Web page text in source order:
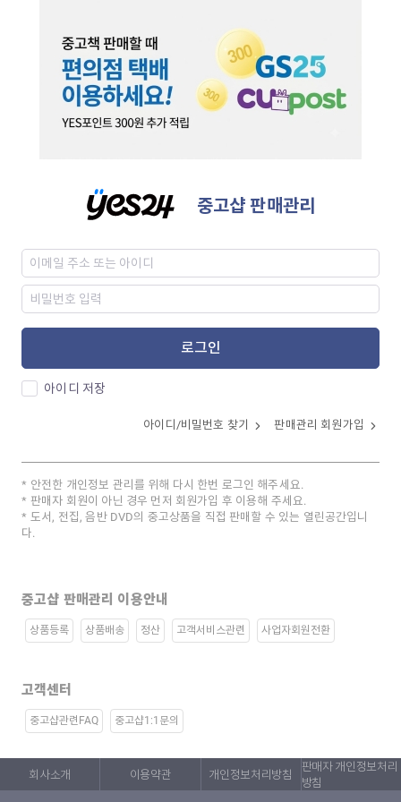
중고샵 판매관리
로그인
아이디 저장
아이디/비밀번호 찾기 판매관리 회원가입
안전한 개인정보 관리를 위해 다시 한번 로그인 해주세요.
판매자 회원이 아닌 경우 먼저 회원가입 후 이용해 주세요.
도서, 전집, 음반 DVD의 중고상품을 직접 판매할 수 있는 열린공간입니
다.
중고샵 판매관리 이용안내
상품등록 상품배송 정산 고객서비스관련 사업자회원전환
고객센터
중고샵관련FAQ 중고샵1:1문의
회사소개 이용약관 개인정보처리방침
판매자 개인정보처리
방침